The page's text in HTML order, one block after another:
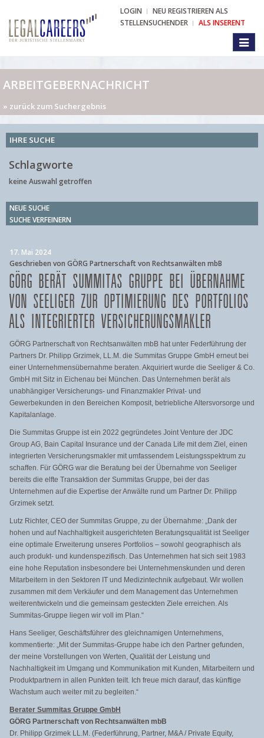
LOGIN
NEU REGISTRIEREN ALS
STELLENSUCHENDER
ALS INSERENT
ARBEITGEBERNACHRICHT
» zurück zum Suchergebnis
IHRE SUCHE
Schlagworte
keine Auswahl getroffen
NEUE SUCHE
SUCHE VERFEINERN
17. Mai 2024
Geschrieben von GÖRG Partnerschaft von Rechtsanwälten mbB
GÖRG BERÄT SUMMITAS GRUPPE BEI ÜBERNAHME
VON SEELIGER ZUR OPTIMIERUNG DES PORTFOLIOS
ALS INTEGRIERTER VERSICHERUNGSMAKLER
GÖRG Partnerschaft von Rechtsanwälten mbB hat unter Federführung der
Partners Dr. Philipp Grzimek, LL.M. die Summitas Gruppe GmbH erneut bei
einer Unternehmensübernahme beraten. Akquiriert wurde die Seeliger & Co.
GmbH mit Sitz in Eichenau bei München. Das Unternehmen berät als
unabhängiger Versicherungs- und Finanzmakler Privat- und
Gewerbekunden in den Bereichen Komposit, betriebliche Altersvorsorge und
Kapitalanlage.
Die Summitas Gruppe ist ein 2022 gegründetes Joint Venture der JDC
Group AG, Bain Capital Insurance und der Canada Life mit dem Ziel, einen
integrierten Versicherungsmakler mit umfassendem Leistungsspektrum zu
schaffen. Für GÖRG war die Beratung bei der Übernahme von Seeliger
bereits die elfte Transaktion der Summitas Gruppe, bei der das
Unternehmen auf die Expertise der Anwälte rund um Partner Dr. Philipp
Grzimek setzt.
Lutz Richter, CEO der Summitas Gruppe, zu der Übernahme: „Dank der
hohen und auf Nachhaltigkeit ausgerichteten Beratungsqualität ist Seeliger
eine optimale Erweiterung unseres Portfolios – sowohl geographisch als
auch produkt- und kundenspezifisch. Das Unternehmen hat sich seit 1983
eine hohe Reputation insbesondere bei Unternehmenskunden und deren
Mitarbeitern in den Sektoren IT und Medizintechnik aufgebaut. Wir wollen
zusammen mit dem Verkäufer und dem Management das Unternehmen
weiterentwickeln und die gemeinsam gesteckten Ziele erreichen. Als
Summitas-Gruppe liegen wir voll im Plan.“
Hans Seeliger, Geschäftsführer des gleichnamigen Unternehmens,
kommentierte: „Mit der Summitas-Gruppe habe ich den Partner gefunden,
der meine Vorstellungen von Werten, Qualität der Leistung und
Nachhaltigkeit im Umgang und Kommunikation mit Kunden, Mitarbeitern und
Produktpartnern in allen Punkten teilt. Ich freue mich darauf, das künftige
Wachstum auch weiter mit zu begleiten.“
Berater Summitas Gruppe GmbH
GÖRG Partnerschaft von Rechtsanwälten mbB
Dr. Philipp Grzimek LL.M. (Federführung, Partner, M&A / Private Equity,